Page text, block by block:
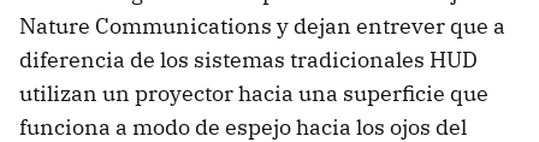
Nature Communications y dejan entrever que a
diferencia de los sistemas tradicionales HUD
utilizan un proyector hacia una superficie que
funciona a modo de espejo hacia los ojos del